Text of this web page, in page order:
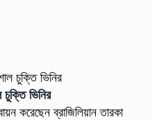
চুক্তি ভিনির
করেছেন ব্রাজিলিয়ান তারকা